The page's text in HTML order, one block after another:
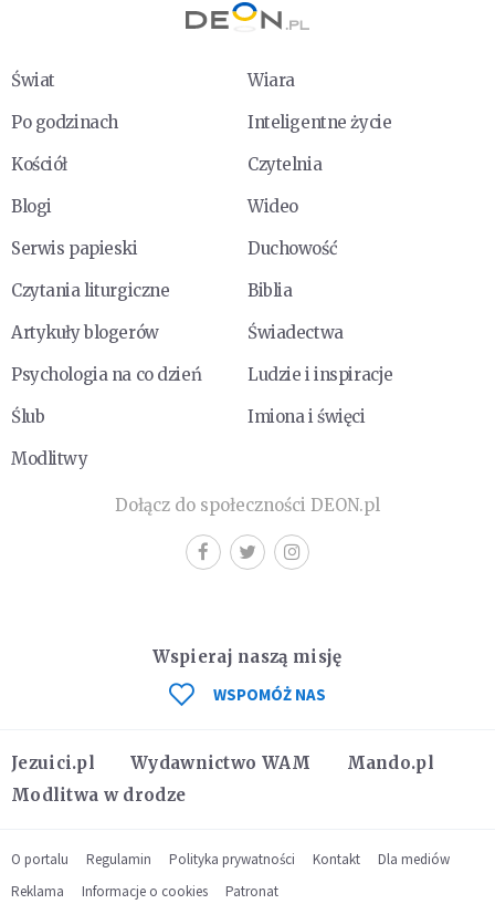
Świat
Wiara
Po godzinach
Inteligentne życie
Kościół
Czytelnia
Blogi
Wideo
Serwis papieski
Duchowość
Czytania liturgiczne
Biblia
Artykuły blogerów
Świadectwa
Psychologia na co dzień
Ludzie i inspiracje
Ślub
Imiona i święci
Modlitwy
Dołącz do społeczności DEON.pl
Jezuici.pl Wydawnictwo WAM
Mando.pl
Modlitwa w drodze
Wspieraj naszą misję
WSPOMÓŻ NAS
O portalu Regulamin Polityka prywatności Kontakt
Dla mediów
Reklama
Informacje o cookies Patronat